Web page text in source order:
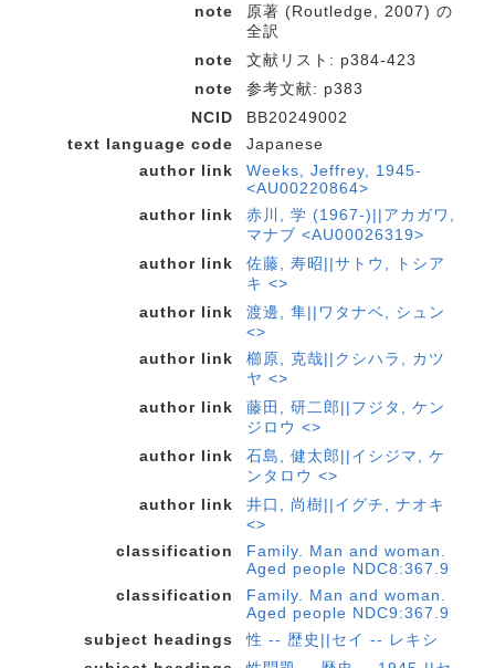
note
原著 (Routledge, 2007) の
全訳
note
文献リスト: p384-423
note
参考文献: p383
NCID
BB20249002
text language code
Japanese
author link
Weeks, Jeffrey, 1945-
<AU00220864>
author link
赤川, 学 (1967-)||アカガワ,
マナブ <AU00026319>
author link
佐藤, 寿昭||サトウ, トシア
キ <>
author link
渡邊, 隼||ワタナベ, シュン
<>
author link
櫛原, 克哉||クシハラ, カツ
ヤ <>
author link
藤田, 研二郎||フジタ, ケン
ジロウ <>
author link
石島, 健太郎||イシジマ, ケ
ンタロウ <>
author link
井口, 尚樹||イグチ, ナオキ
<>
classification
Family. Man and woman.
Aged people NDC8:367.9
classification
Family. Man and woman.
Aged people NDC9:367.9
subject headings
性 -- 歴史||セイ -- レキシ